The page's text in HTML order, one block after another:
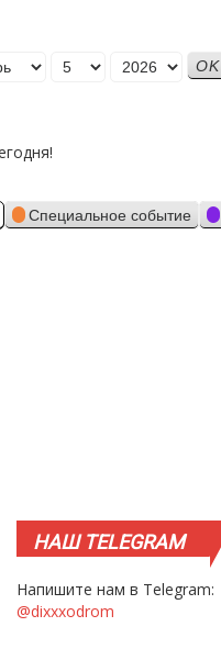
Специальное событие
НАШTELEGRAM
Напишите нам в Telegram:
@dixxxodrom